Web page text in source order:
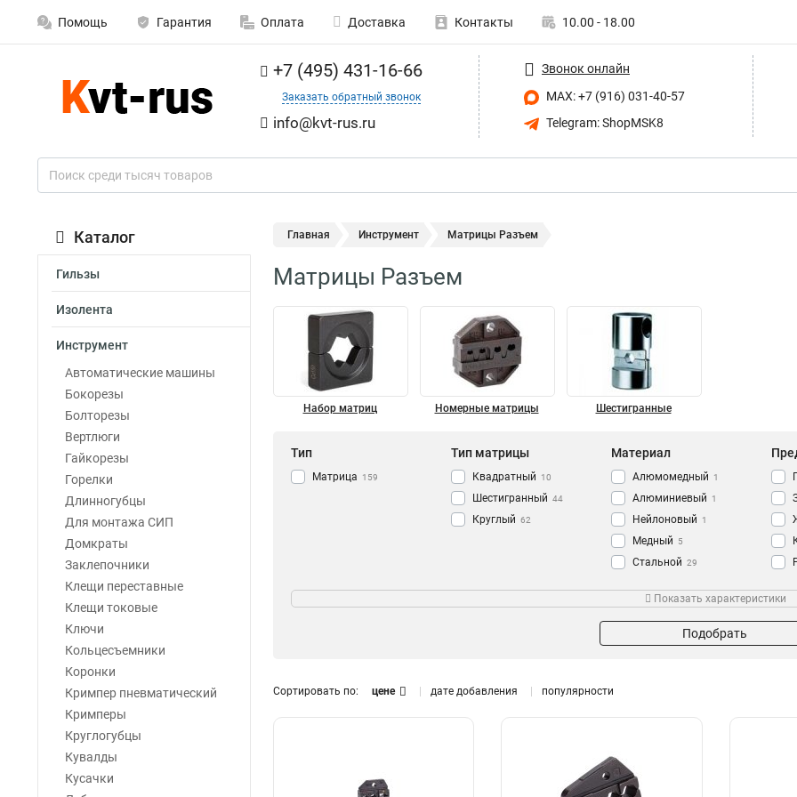
Помощь Гарантия Оплата Доставка Контакты 10.00 - 18.00
+7 (495) 431-16-66
Заказать обратный звонок
info@kvt-rus.ru
Звонок онлайн
MAX: +7 (916) 031-40-57
Telegram: ShopMSK8
Каталог
Гильзы
Изолента
Инструмент
Автоматические машины
Бокорезы
Болторезы
Вертлюги
Гайкорезы
Горелки
Длинногубцы
Для монтажа СИП
Домкраты
Заклепочники
Клещи переставные
Клещи токовые
Ключи
Кольцесъемники
Коронки
Кримпер пневматический
Кримперы
Круглогубцы
Кувалды
Кусачки
Главная Инструмент Матрицы Разъем
Матрицы Разъем
Набор матриц Номерные матрицы Шестигранные
Тип
Матрица 159
Тип матрицы
Квадратный 10
Шестигранный 44
Круглый 62
Материал
Алюмомедный 1
Алюминиевый 1
Нейлоновый 1
Медный 5
Стальной 29
RG62 1 Желтый 1 0.25-6 1
Серия Поставка Диаметр
54,2
Показать характеристики
Подобрать
Сортировать по: цене дате добавления популярности